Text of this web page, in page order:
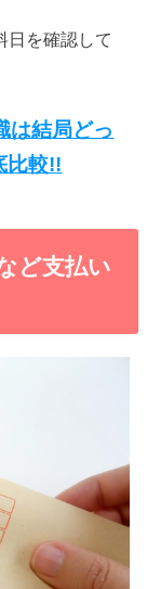
日を確認して
は結局どっ
比較!!
ど支払い